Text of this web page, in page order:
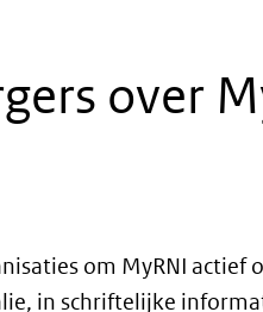
over
om MyRNI
in schriftelijke